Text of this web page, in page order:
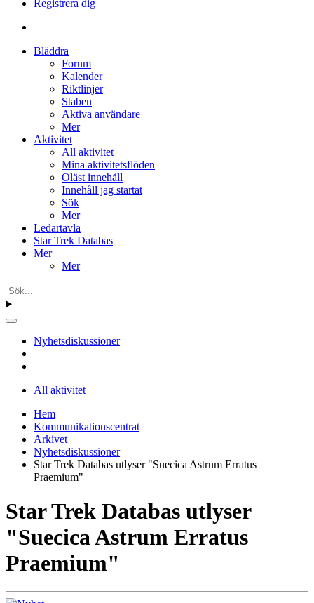
Registrera dig
Bläddra
Forum
Kalender
Riktlinjer
Staben
Aktiva användare
Mer
Aktivitet
All aktivitet
Mina aktivitetsflöden
Oläst innehåll
Innehåll jag startat
Sök
Mer
Ledartavla
Star Trek Databas
Mer
Mer
Nyhetsdiskussioner
All aktivitet
Hem
Kommunikationscentrat
Arkivet
Nyhetsdiskussioner
Star Trek Databas utlyser "Suecica Astrum Erratus
Praemium"
Star Trek Databas utlyser
"Suecica Astrum Erratus
Praemium"